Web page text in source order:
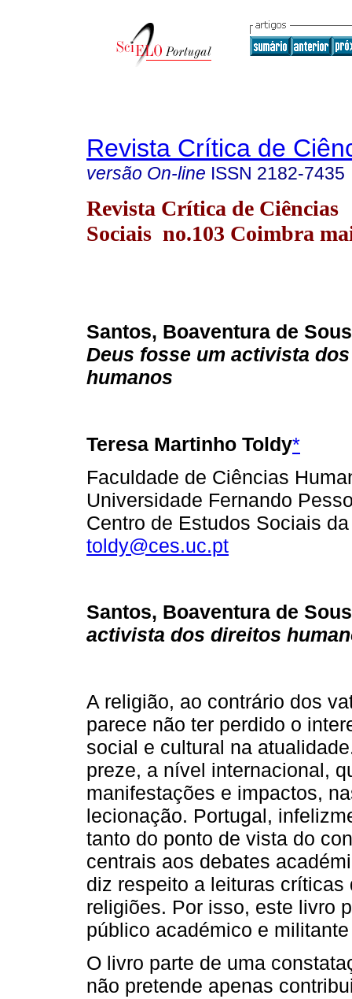
Revista Crítica de
versão On-line ISSN 2182-7435
Revista Crítica de Ciências
Sociais no.103 Coimbra
Santos, Boaventura de
Deus fosse um activista
humanos
Teresa Martinho Toldy*
Faculdade de Ciências
Universidade Fernando
Centro de Estudos Sociais
toldy@ces.uc.pt
Santos, Boaventura de
activista dos direitos
A religião, ao contrário dos
parece não ter perdido o
social e cultural na
preze, a nível internacional,
manifestações e impactos,
lecionação. Portugal,
tanto do ponto de vista do
centrais aos debates
diz respeito a leituras
religiões. Por isso, este livro
público académico e
O livro parte de uma
não pretende apenas